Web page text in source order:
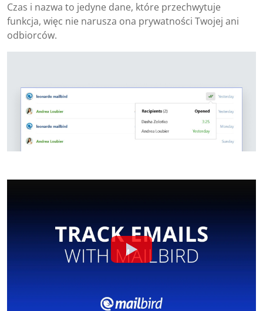
Czas i nazwa to jedyne dane, które przechwytuje
funkcja, więc nie narusza ona prywatności Twojej ani
odbiorców.